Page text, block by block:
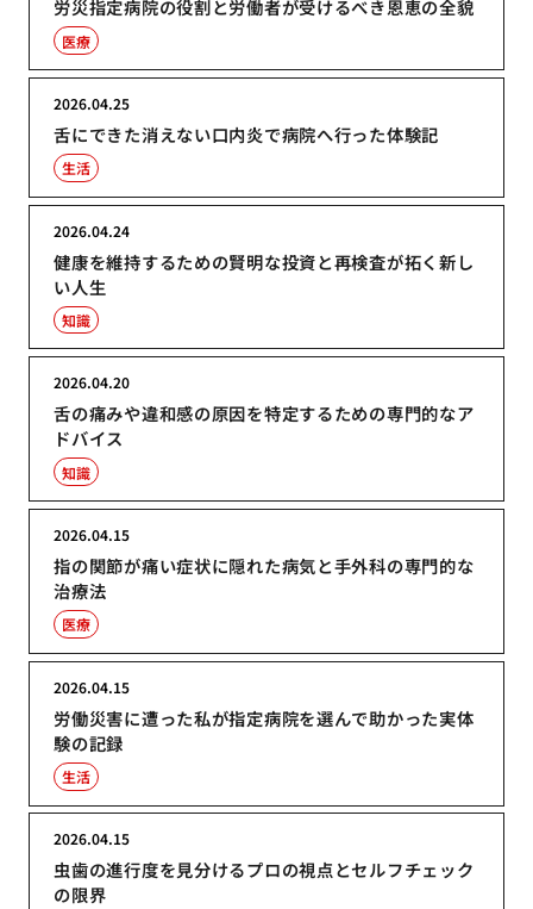
労災指定病院の役割と労働者が受けるべき恩恵の全貌
医療
舌にできた消えない口内炎で病院へ行った体験記
2026.04.25
生活
健康を維持するための賢明な投資と再検査が拓く新し
い人生
2026.04.24
知識
舌の痛みや違和感の原因を特定するための専門的なア
ドバイス
2026.04.20
知識
指の関節が痛い症状に隠れた病気と手外科の専門的な
治療法
2026.04.15
医療
労働災害に遭った私が指定病院を選んで助かった実体
験の記録
2026.04.15
生活
虫歯の進行度を見分けるプロの視点とセルフチェック
の限界
2026.04.15